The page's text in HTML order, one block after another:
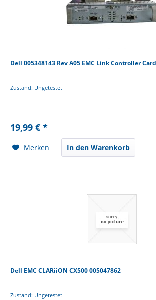
Dell 005348143 Rev A05 EMC Link Controller Card
Zustand: Ungetestet
19,99 € *
Merken In den Warenkorb
Dell EMC CLARiiON CX500 005047862
Zustand: Ungetestet